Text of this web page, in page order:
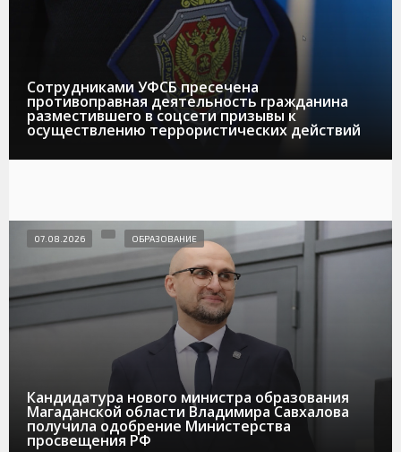
Сотрудниками УФСБ пресечена
противоправная деятельность гражданина
разместившего в соцсети призывы к
осуществлению террористических действий
Кандидатура нового министра образования
Магаданской области Владимира Савхалова
получила одобрение Министерства
просвещения РФ
07.08.2026 ОБРАЗОВАНИЕ